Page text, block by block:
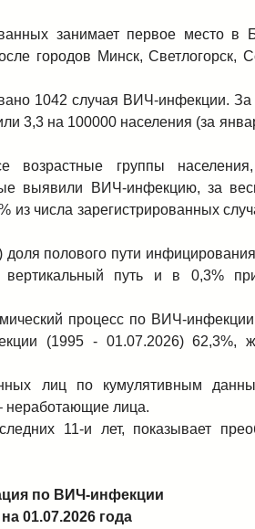
занимает первое место в
городов Минск, Светлогорск,
1042 случая ВИЧ-инфекции.
3,3 на 100000 населения (за
возрастные группы
выявили ВИЧ-инфекцию, за
из числа зарегистрированных
полового пути
путь и в 0,3%
процесс по ВИЧ-
(1995 - 01.07.2026) 62,3%,
лиц по кумулятивным
неработающие лица.
11-и лет, показывает
по ВИЧ-инфекции
01.07.2026 года